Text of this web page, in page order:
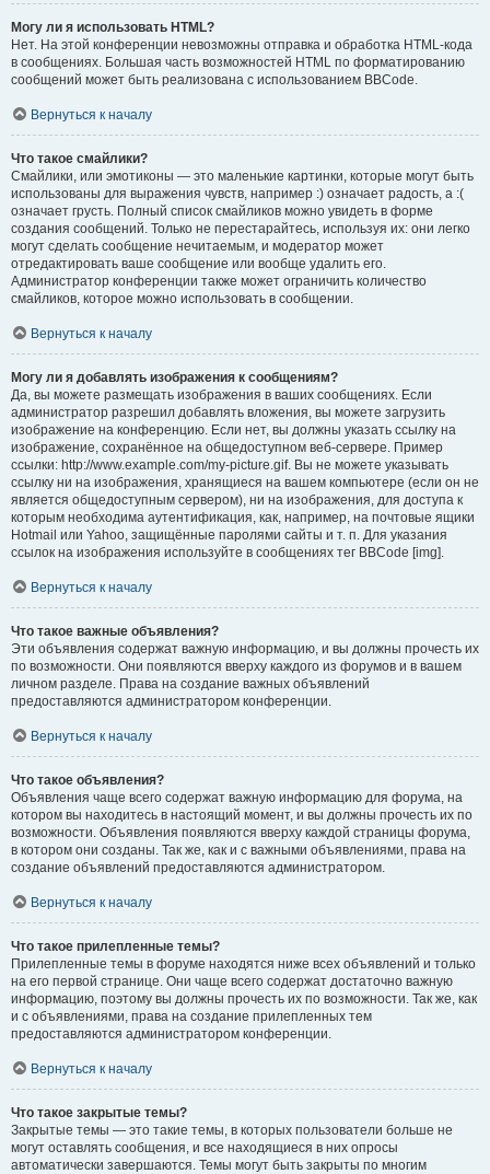
Могу ли я использовать HTML?
Нет. На этой конференции невозможны отправка и обработка HTML-кода
в сообщениях. Большая часть возможностей HTML по форматированию
сообщений может быть реализована с использованием BBCode.
Вернуться к началу
Что такое смайлики?
Смайлики, или эмотиконы — это маленькие картинки, которые могут быть
использованы для выражения чувств, например :) означает радость, а :(
означает грусть. Полный список смайликов можно увидеть в форме
создания сообщений. Только не перестарайтесь, используя их: они легко
могут сделать сообщение нечитаемым, и модератор может
отредактировать ваше сообщение или вообще удалить его.
Администратор конференции также может ограничить количество
смайликов, которое можно использовать в сообщении.
Вернуться к началу
Могу ли я добавлять изображения к сообщениям?
Да, вы можете размещать изображения в ваших сообщениях. Если
администратор разрешил добавлять вложения, вы можете загрузить
изображение на конференцию. Если нет, вы должны указать ссылку на
изображение, сохранённое на общедоступном веб-сервере. Пример
ссылки: http://www.example.com/my-picture.gif. Вы не можете указывать
ссылку ни на изображения, хранящиеся на вашем компьютере (если он не
является общедоступным сервером), ни на изображения, для доступа к
которым необходима аутентификация, как, например, на почтовые ящики
Hotmail или Yahoo, защищённые паролями сайты и т. п. Для указания
ссылок на изображения используйте в сообщениях тег BBCode [img].
Вернуться к началу
Что такое важные объявления?
Эти объявления содержат важную информацию, и вы должны прочесть их
по возможности. Они появляются вверху каждого из форумов и в вашем
личном разделе. Права на создание важных объявлений
предоставляются администратором конференции.
Вернуться к началу
Что такое объявления?
Объявления чаще всего содержат важную информацию для форума, на
котором вы находитесь в настоящий момент, и вы должны прочесть их по
возможности. Объявления появляются вверху каждой страницы форума,
в котором они созданы. Так же, как и с важными объявлениями, права на
создание объявлений предоставляются администратором.
Вернуться к началу
Что такое прилепленные темы?
Прилепленные темы в форуме находятся ниже всех объявлений и только
на его первой странице. Они чаще всего содержат достаточно важную
информацию, поэтому вы должны прочесть их по возможности. Так же, как
и с объявлениями, права на создание прилепленных тем
предоставляются администратором конференции.
Вернуться к началу
Что такое закрытые темы?
Закрытые темы — это такие темы, в которых пользователи больше не
могут оставлять сообщения, и все находящиеся в них опросы
автоматически завершаются. Темы могут быть закрыты по многим